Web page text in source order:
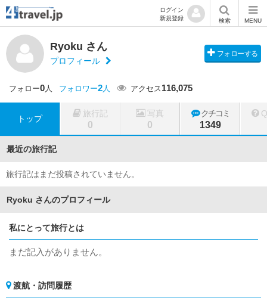
ログイン
新規登録
検索 MENU
Ryoku さん
プロフィール
フォローする
フォロー0人 フォロワー2人 アクセス116,075
トップ
旅行記
0
写真
0
クチコミ
1349
最近の旅行記
旅行記はまだ投稿されていません。
Ryoku さんのプロフィール
私にとって旅行とは
まだ記入がありません。
渡航・訪問履歴